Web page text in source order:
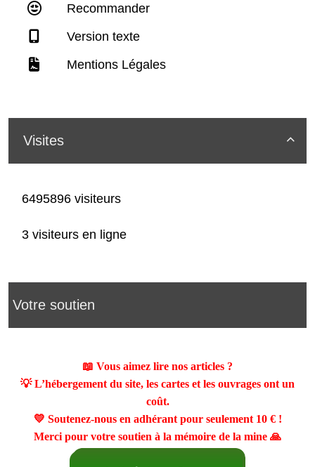
Recommander
Version texte
Mentions Légales

Visites
6495896 visiteurs
3 visiteurs en ligne
Votre soutien
📖 Vous aimez lire nos articles ?
💡 L’hébergement du site, les cartes et les ouvrages ont un
coût.
💛 Soutenez-nous en adhérant pour seulement 10 €!
Merci pour votre soutien à la mémoire de la mine 🙏